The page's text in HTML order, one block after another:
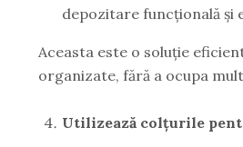
depozitare funcțională și
Aceasta este o soluție
organizate, fără a ocupa
Utilizează colțurile